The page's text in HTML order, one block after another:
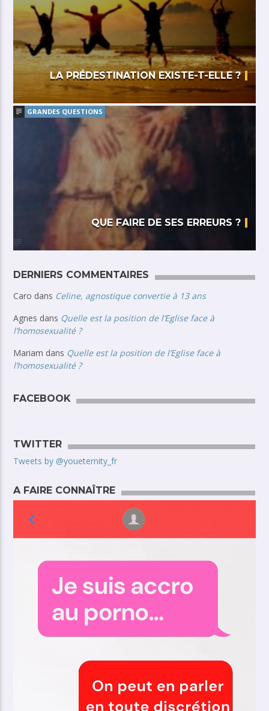
LA PRÉDESTINATION EXISTE-T-ELLE ?
GRANDES QUESTIONS
QUE FAIRE DE SES ERREURS ?
DERNIERS COMMENTAIRES
Caro dans Celine, agnostique convertie à 13 ans
Agnes dans Quelle est la position de l’Eglise face à
l’homosexualité ?
Mariam dans Quelle est la position de l’Eglise face à
l’homosexualité ?
FACEBOOK
TWITTER
Tweets by @youeternity_fr
A FAIRE CONNAÎTRE